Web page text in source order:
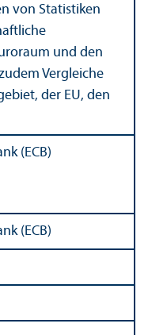
von Statistiken
und den
Vergleiche
der EU, den
(ECB)
(ECB)